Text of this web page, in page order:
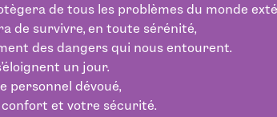
de tous les problèmes du monde
de survivre, en toute sérénité,
des dangers qui nous entourent.
un jour.
personnel dévoué,
et votre sécurité.